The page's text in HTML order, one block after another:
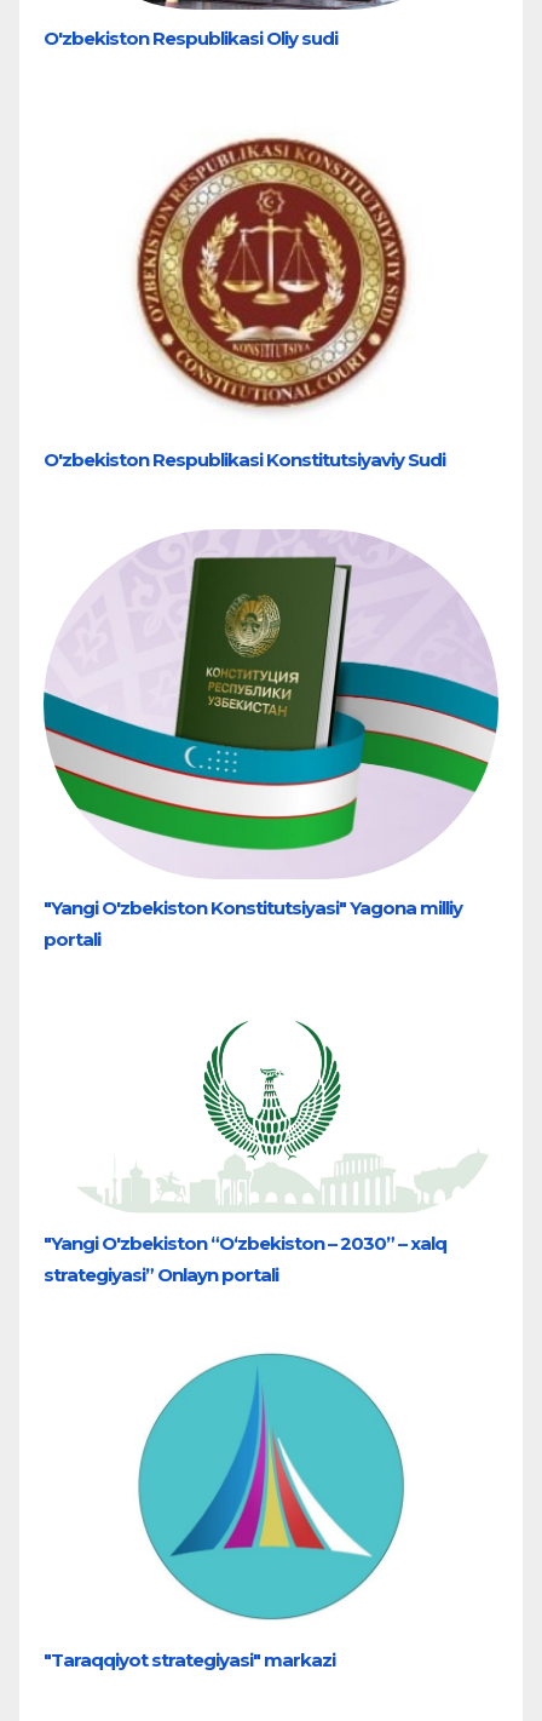
O'zbekiston Respublikasi Oliy sudi
O'zbekiston Respublikasi Konstitutsiyaviy Sudi
"Yangi O'zbekiston Konstitutsiyasi" Yagona milliy
portali
"Yangi O'zbekiston “O‘zbekiston – 2030” – xalq
strategiyasi” Onlayn portali
"Taraqqiyot strategiyasi" markazi